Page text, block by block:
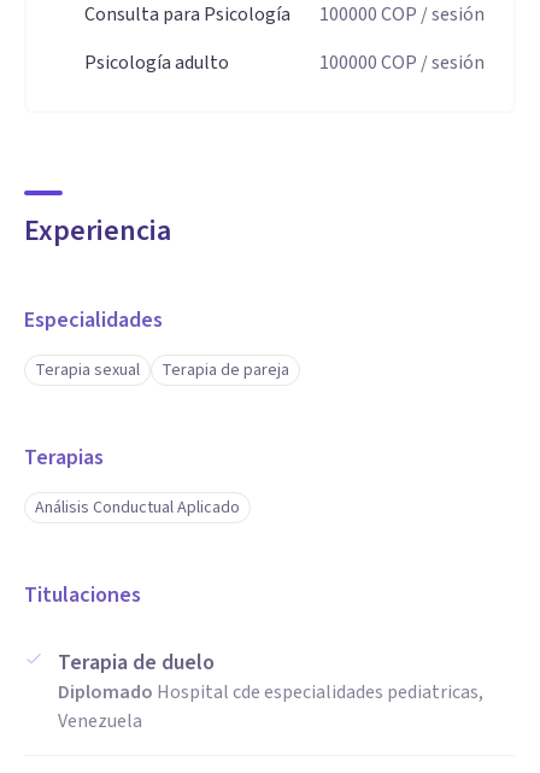
Consulta para Psicología
100000COP / sesión
Psicología adulto
100000COP / sesión
Experiencia
Especialidades
Terapia sexual Terapia de pareja
Terapias
Análisis Conductual Aplicado
Titulaciones
Terapia de duelo
Diplomado Hospital cde especialidades pediatricas,
Venezuela